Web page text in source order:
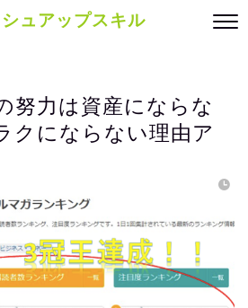
ュアップスキル
努力は資産にならな
クにならない理由ア